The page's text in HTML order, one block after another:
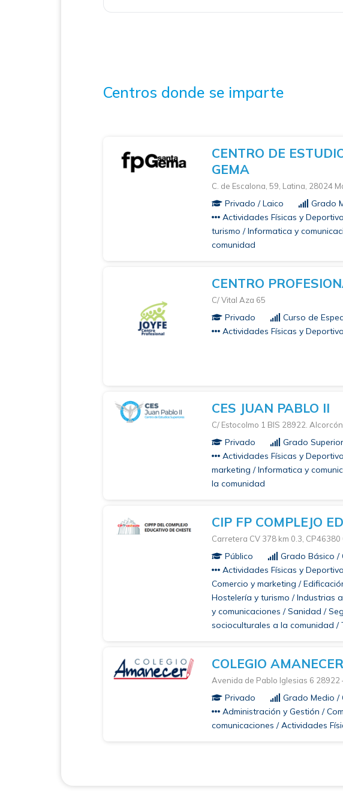
Centros donde se imparte
CENTRO DE
GEMA
C. de Escalona, 59, Latina, 28024
Privado / Laico
Grado
Actividades Físicas y
turismo / Informatica y
comunidad
CENTRO
C/ Vital Aza 65
Privado
Curso de
Actividades Físicas y
CES JUAN PABLO II
C/ Estocolmo 1 BIS 28922.
Privado
Grado Superior
Actividades Físicas y
marketing / Informatica y
la comunidad
CIP FP COMPLEJO
Carretera CV 378 km 0.3,
Público
Grado Básico /
Actividades Físicas y
Comercio y marketing /
Hostelería y turismo / Industrias
y comunicaciones / Sanidad /
socioculturales a la comunidad /
COLEGIO AMANECER
Avenida de Pablo Iglesias 6 28922
Privado
Grado Medio /
Administración y Gestión /
comunicaciones / Actividades